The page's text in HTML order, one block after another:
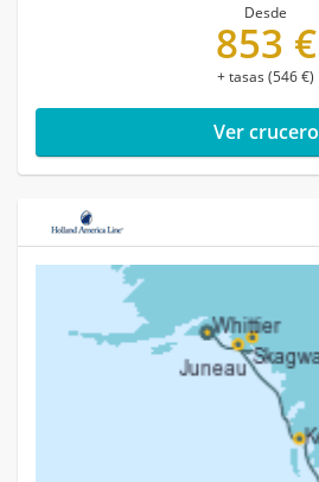
Desde
853 €
+ tasas (546 €)
Ver crucero